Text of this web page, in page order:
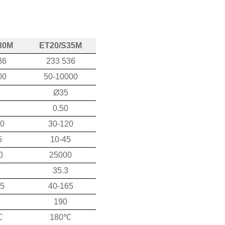
ET20/S35M
233 536
50-10000
Ø35
0.50
30-120
10-45
25000
35.3
40-165
190
180℃